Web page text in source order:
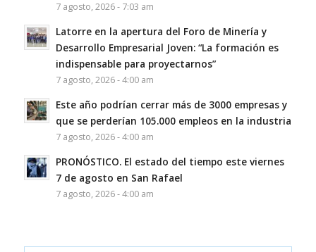
7 agosto, 2026 - 7:03 am
Latorre en la apertura del Foro de Minería y
Desarrollo Empresarial Joven: “La formación es
indispensable para proyectarnos”
7 agosto, 2026 - 4:00 am
Este año podrían cerrar más de 3000 empresas y
que se perderían 105.000 empleos en la industria
7 agosto, 2026 - 4:00 am
PRONÓSTICO. El estado del tiempo este viernes
7 de agosto en San Rafael
7 agosto, 2026 - 4:00 am